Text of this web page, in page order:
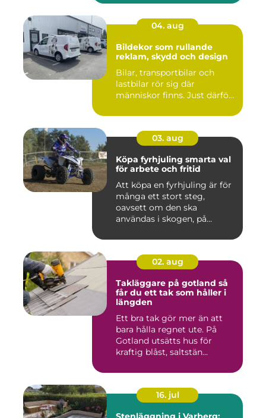
04. aug
Bildekor som rullande
reklam, skydd och design
Bilar, transportbilar och
lastbilar rör sig där
människor finns. Just därfö...
03. aug
Köpa fyrhjuling smarta val
för arbete och fritid
Att köpa en fyrhjuling är för
många ett stort steg,
oavsett om den ska
användas i skogen, på
02. aug
Takläggare på gotland så
får du ett tak som håller i
längden
Ett bra tak gör mer än att
bara hålla regnet ute. På
Gotland utsätts hus för
kraftig blåst, saltstän...
16. jul